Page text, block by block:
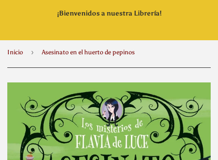
¡Bienvenidos a nuestra Librería!
Inicio › Asesinato en el huerto de pepinos